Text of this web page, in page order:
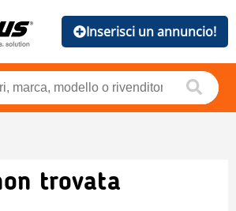
Inserisci un annuncio!
trovata